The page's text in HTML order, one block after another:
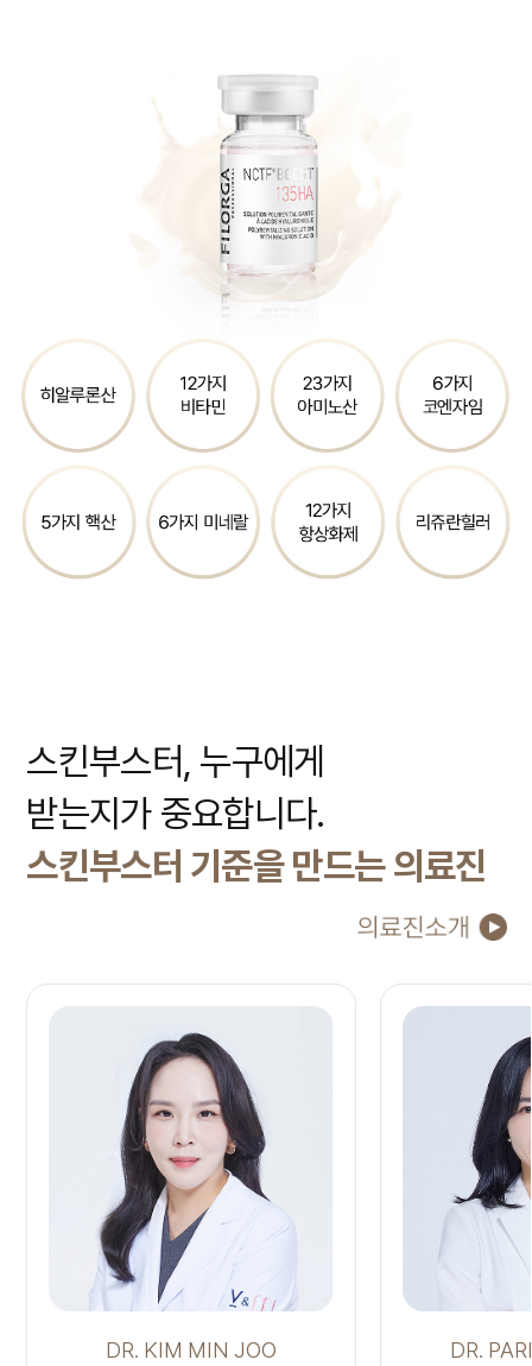
스킨부스터, 누구에게
받는지가 중요합니다.
스킨부스터 기준을 만드는 의료진
DR. KIM MIN JOO DR.